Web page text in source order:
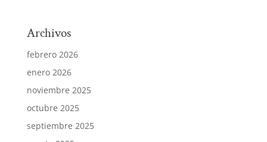
Archivos
febrero 2026
enero 2026
noviembre 2025
octubre 2025
septiembre 2025